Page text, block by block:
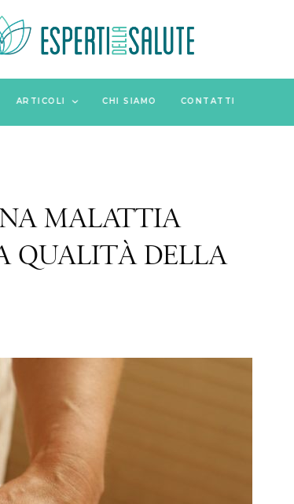
ARTICOLI CHI SIAMO CONTATTI
MALATTIA
QUALITÀ DELLA